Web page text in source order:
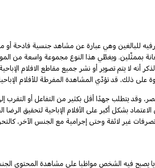
للبالغين وهي عبارة عن مشاهد جنسية فادحة
بممثّلين. ويغطّي هذا النوع مجموعة واسعة من
أنه لا يتم تصوير أو نشر جميع مقاطع الافلام
ذلك، قد تؤدّي المشاهدة المفرطة للأفلام
وقد يتطلب جهدًا أقل بكثير من التفاعل أو
بشكل أكبر على الأفلام الإباحية لتحقيق
غير لائقة وحتى إجرامية مع الجنس الآخر،
يصبح فيه الشخص مواظبا على مشاهدة المحتوى